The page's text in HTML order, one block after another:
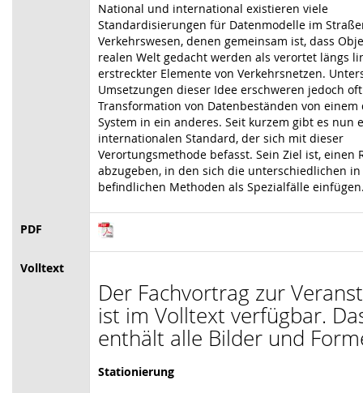
National und international existieren viele
Standardisierungen für Datenmodelle im
Verkehrswesen, denen gemeinsam ist, dass
realen Welt gedacht werden als verortet längs
erstreckter Elemente von Verkehrsnetzen.
Umsetzungen dieser Idee erschweren jedoch
Transformation von Datenbeständen von
System in ein anderes. Seit kurzem gibt es nun
internationalen Standard, der sich mit dieser
Verortungsmethode befasst. Sein Ziel ist, einen
abzugeben, in den sich die unterschiedlichen in
befindlichen Methoden als Spezialfälle
PDF
Volltext
Der Fachvortrag zur
ist im Volltext verfügbar.
enthält alle Bilder und
Stationierung